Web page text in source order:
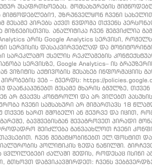
უსაფრთხოებას. მომსახურების
მიმწოდებლები"), უზრუნველყონ ჩვენი
მესამე პირებს აქვთ წვდომა თქვენს
მიზნებისთვის. ანალიტიკა ჩვენ შეგვიძლია
არის Google Analytics სერვისი,
სერვისის დასაკვირვებლად და
სარეკლამო ქსელის რეკლამების
სერვისზე, Google Analytics– ის
ვიზიტის აქტივობის შესახებ ინფორმაციის
ვებ – გვერდს: https://
მესამე მხარის ბმულზე,
არ გვაქვს კონტროლი და არ ვიღებთ
ჩვენი სამსახური არ მიმართავს 18
თქვენ ხართ მშობელი ან მეურვე და იცით,
ბავშვებისგან შევაგროვეთ პირადი
შეიძლება განვაახლოთ ჩვენი
ჩვენ შეგატყობინებთ ელ.ფოსტით
პოლიტიკის ზედა ნაწილში.
ძალაში შედის, როდესაც ისინი
გთხოვთ დაგვიკავშირდეთ: ჩვენს